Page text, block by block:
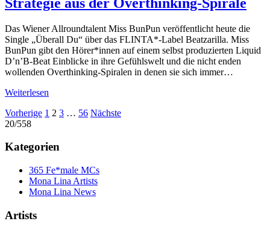
Das Wiener Allroundtalent Miss BunPun veröffentlicht heute die
Single „Überall Du“ über das FLINTA*-Label Beatzarilla. Miss
BunPun gibt den Hörer*innen auf einem selbst produzierten Liquid
D’n’B-Beat Einblicke in ihre Gefühlswelt und die nicht enden
wollenden Overthinking-Spiralen in denen sie sich immer…
Weiterlesen
Seitennummerierung
der
Beiträge
Vorherige 1 2 3 … 56 Nächste
20/558
Kategorien
365 Fe*male MCs
Mona Lina Artists
Mona Lina News
Artists